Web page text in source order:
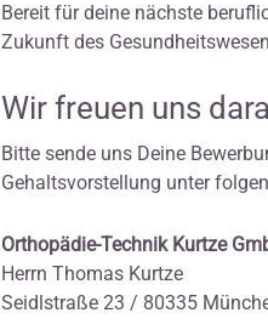
Bereit für deine nächste
Zukunft des
Wir freuen uns
Bitte sende uns Deine
Gehaltsvorstellung unter
Orthopädie-Technik Kurtze
Herrn Thomas Kurtze
Seidlstraße 23 / 80335